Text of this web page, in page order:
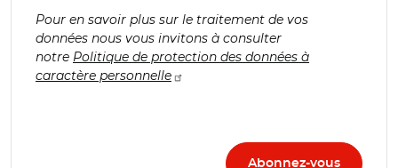
Pour en savoir plus sur le traitement de vos
données nous vous invitons à consulter
notre Politique de protection des données à
caractère personnelle